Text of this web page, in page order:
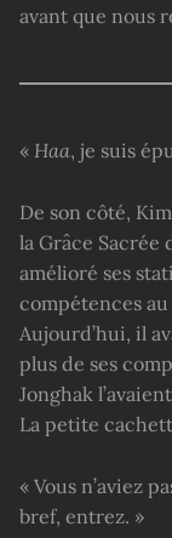
avant que nous
« Haa, je suis
De son côté,
la Grâce Sacrée
amélioré ses
compétences au
Aujourd’hui, il
plus de ses
Jonghak
La petite
« Vous n’aviez
bref, entrez. »